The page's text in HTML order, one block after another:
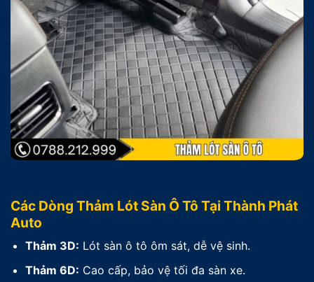
Các Dòng Thảm Lót Sàn Ô Tô Tại Thành Phát
Auto
Thảm 3D: Lót sàn ô tô ôm sát, dễ vệ sinh.
Thảm 6D: Cao cấp, bảo vệ tối đa sàn xe.